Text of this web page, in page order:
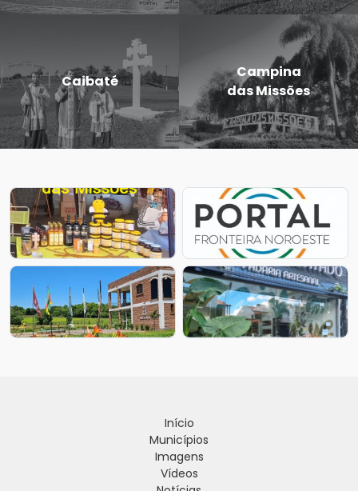
Campina
das Missões
Entre-Ijuís
Início
Municípios
Imagens
Vídeos